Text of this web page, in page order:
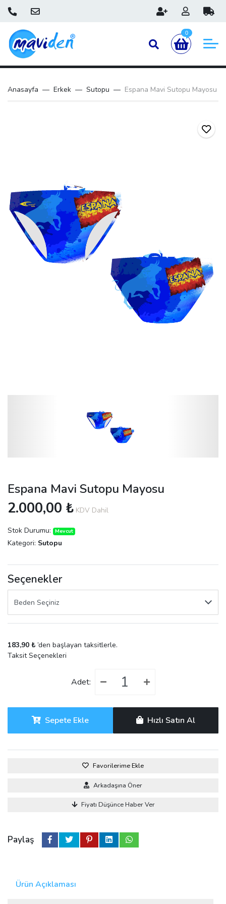
0
Anasayfa Erkek Sutopu Espana Mavi Sutopu Mayosu
Espana Mavi Sutopu Mayosu
2.000,00 ₺ KDV Dahil
Stok Durumu: Mevcut
Kategori: Sutopu
Seçenekler
183,90 ₺ ’den başlayan taksitlerle.
Taksit Seçenekleri
Adet:
Sepete Ekle Hızlı Satın Al
Favorilerime Ekle
Arkadaşına Öner
Fiyatı Düşünce Haber Ver
Paylaş
Ürün Açıklaması